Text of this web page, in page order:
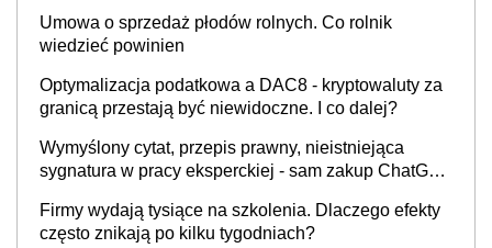
Umowa o sprzedaż płodów rolnych. Co rolnik
wiedzieć powinien
Optymalizacja podatkowa a DAC8 - kryptowaluty za
granicą przestają być niewidoczne. I co dalej?
Wymyślony cytat, przepis prawny, nieistniejąca
sygnatura w pracy eksperckiej - sam zakup ChatGPT
Firmy wydają tysiące na szkolenia. Dlaczego efekty
często znikają po kilku tygodniach?